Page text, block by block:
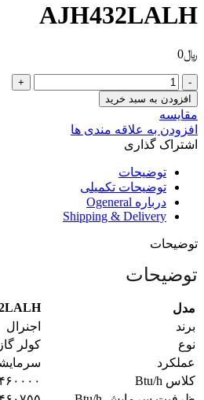
AJH432LALH
﷼0
AJH432LALH
عدد
افزودن به سبد خرید
مقایسه
افزودن به علاقه مندی ها
اشتراک گذاری
توضیحات
توضیحات تکمیلی
درباره Ogeneral
Shipping & Delivery
توضیحات
توضیحات
مدل
برند
اجنرال
نوع
کولر
عملکرد
کلاس Btu/h